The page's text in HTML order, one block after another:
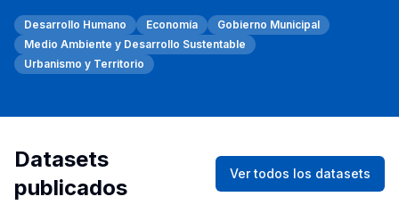
Desarrollo Humano Economía
Gobierno Municipal
Medio Ambiente y Desarrollo Sustentable
Urbanismo y Territorio
Datasets
publicados
Ver todos los datasets